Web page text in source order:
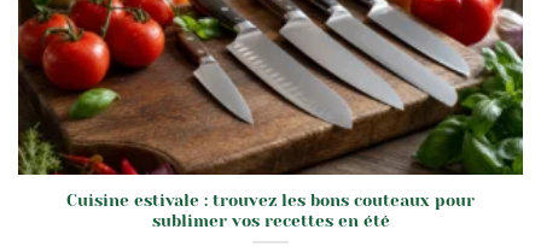
Cuisine estivale : trouvez les bons couteaux pour
sublimer vos recettes en été